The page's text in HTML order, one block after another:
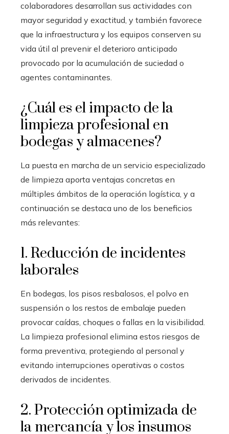
colaboradores desarrollan sus actividades con
mayor seguridad y exactitud, y también favorece
que la infraestructura y los equipos conserven su
vida útil al prevenir el deterioro anticipado
provocado por la acumulación de suciedad o
agentes contaminantes.
¿Cuál es el impacto de la
limpieza profesional en
bodegas y almacenes?
La puesta en marcha de un servicio especializado
de limpieza aporta ventajas concretas en
múltiples ámbitos de la operación logística, y a
continuación se destaca uno de los beneficios
más relevantes:
1. Reducción de incidentes
laborales
En bodegas, los pisos resbalosos, el polvo en
suspensión o los restos de embalaje pueden
provocar caídas, choques o fallas en la visibilidad.
La limpieza profesional elimina estos riesgos de
forma preventiva, protegiendo al personal y
evitando interrupciones operativas o costos
derivados de incidentes.
2. Protección optimizada de
la mercancía y los insumos